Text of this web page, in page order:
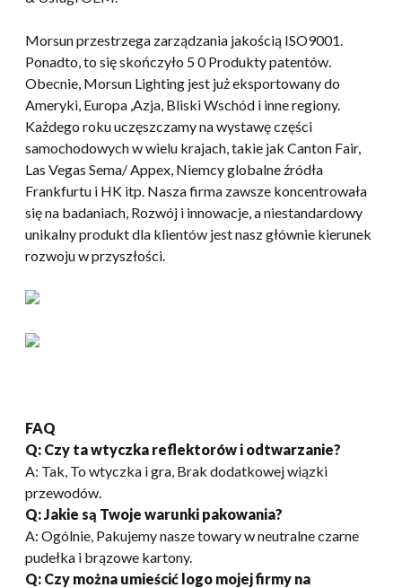
Morsun przestrzega zarządzania jakością ISO9001.
Ponadto, to się skończyło 5 0 Produkty patentów.
Obecnie, Morsun Lighting jest już eksportowany do
Ameryki, Europa ,Azja, Bliski Wschód i inne regiony.
Każdego roku uczęszczamy na wystawę części
samochodowych w wielu krajach, takie jak Canton Fair,
Las Vegas Sema/ Appex, Niemcy globalne źródła
Frankfurtu i HK itp. Nasza firma zawsze koncentrowała
się na badaniach, Rozwój i innowacje, a niestandardowy
unikalny produkt dla klientów jest nasz głównie kierunek
rozwoju w przyszłości.
FAQ
Q: Czy ta wtyczka reflektorów i odtwarzanie?
A: Tak, To wtyczka i gra, Brak dodatkowej wiązki
przewodów.
Q: Jakie są Twoje warunki pakowania?
A: Ogólnie, Pakujemy nasze towary w neutralne czarne
pudełka i brązowe kartony.
Q: Czy można umieścić logo mojej firmy na